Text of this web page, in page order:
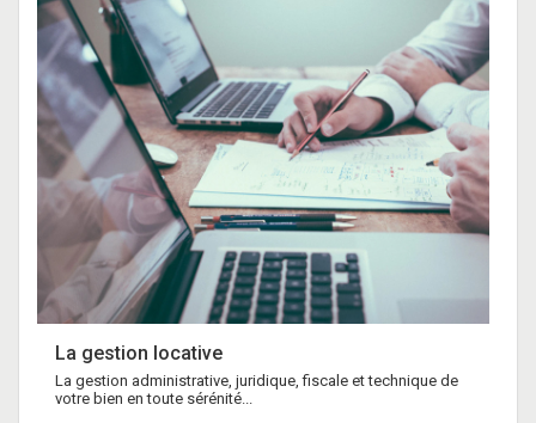
La gestion locative
La gestion administrative, juridique, fiscale et technique de
votre bien en toute sérénité...